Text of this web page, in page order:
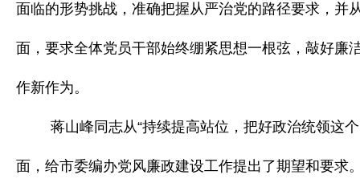
面临的形势挑战，准确把握从严治党的路径要求，并
面，要求全体党员干部始终绷紧思想一根弦，敲好廉
作新作为。
蒋山峰同志从“持续提高站位，把好政治统领这
面，给市委编办党风廉政建设工作提出了期望和要求